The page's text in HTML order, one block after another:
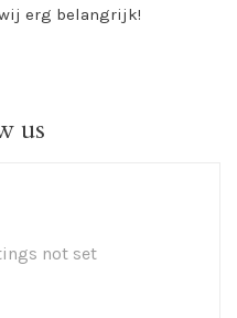
erg belangrijk!
us
not set